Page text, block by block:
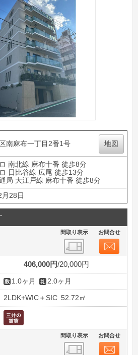
南麻布一丁目2番1号 地図
南北線 麻布十番 徒歩8分
日比谷線 広尾 徒歩13分
局 大江戸線 麻布十番 徒歩8分
28日
間取り表示 お問合せ
406,000円 20,000円
1.0ヶ月 2.0ヶ月
2LDK+WIC＋SIC 52.72㎡
間取り表示 お問合せ